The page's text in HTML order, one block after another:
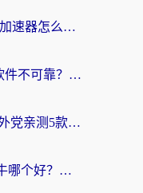
海外党必看：PC VPN+回国加速器怎么选？无缝访问国内资源全攻略
海外党别踩坑！iOS破解版软件不可靠？教你选对回国加速器无缝看国内资源
雷神手游和快喵好用吗？海外党亲测5款回国加速器，附斧牛Bling对比+微信视频号解决办法
海外党纠结ChickCN和小黑牛哪个好？一篇帮你选对回国加速器的实用指南